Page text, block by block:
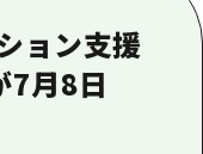
ョン支援
7月8日